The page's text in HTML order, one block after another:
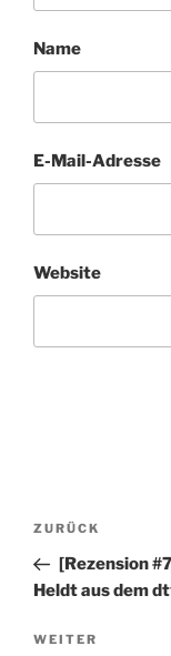
Name
E-Mail-Adresse
Website
Vorheriger
Beitrag
ZURÜCK
[Rezension
Heldt aus dem
Nächster
WEITER